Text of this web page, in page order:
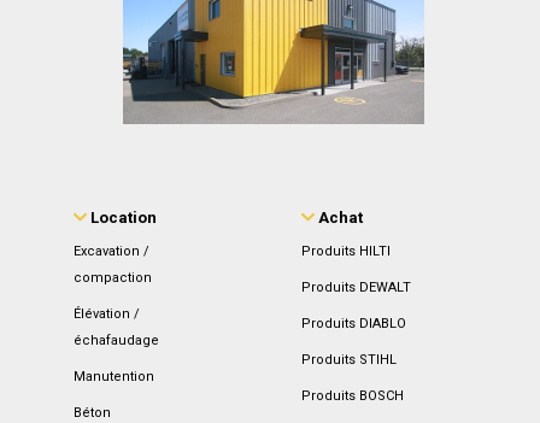
Location
Excavation /
compaction
Élévation /
échafaudage
Manutention
Béton
Achat
Produits HILTI
Produits DEWALT
Produits DIABLO
Produits STIHL
Produits BOSCH